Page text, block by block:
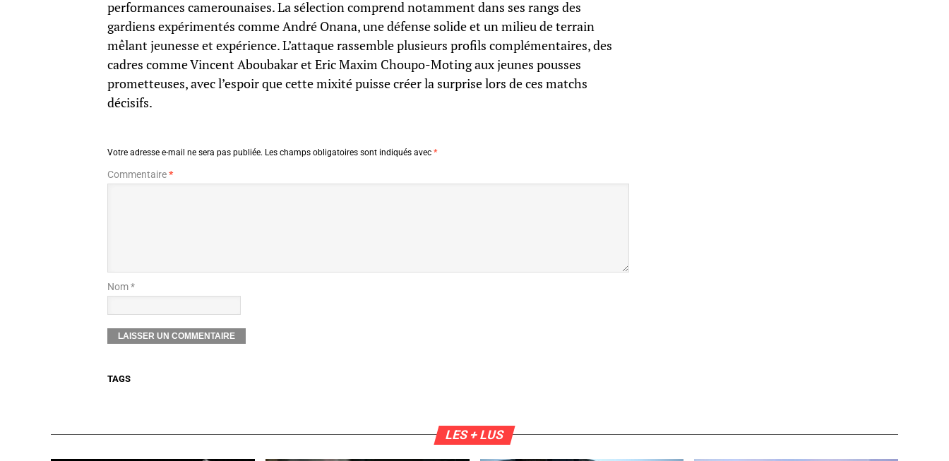
performances camerounaises. La sélection comprend notamment dans ses rangs des
gardiens expérimentés comme André Onana, une défense solide et un milieu de terrain
mêlant jeunesse et expérience. L’attaque rassemble plusieurs profils complémentaires, des
cadres comme Vincent Aboubakar et Eric Maxim Choupo-Moting aux jeunes pousses
prometteuses, avec l’espoir que cette mixité puisse créer la surprise lors de ces matchs
décisifs.
Votre adresse e-mail ne sera pas publiée. Les champs obligatoires sont indiqués avec *
Commentaire*
Nom *
TAGS
LES + LUS